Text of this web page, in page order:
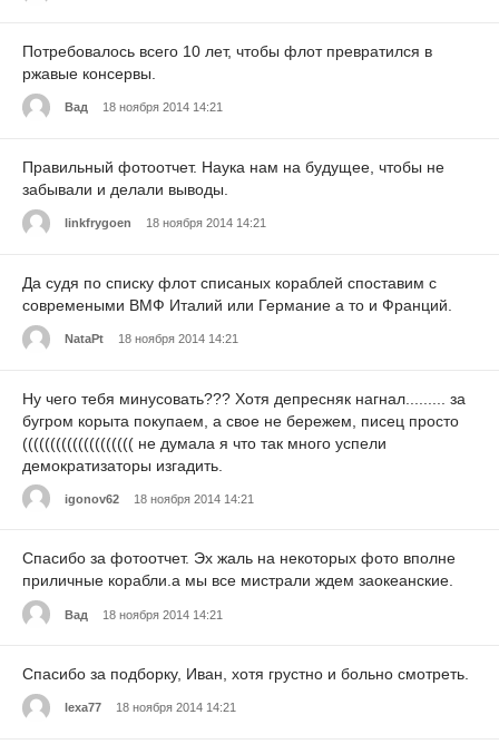
Потребовалось всего 10 лет, чтобы флот превратился в
ржавые консервы.
Вад 18 ноября 2014 14:21
Правильный фотоотчет. Наука нам на будущее, чтобы не
забывали и делали выводы.
linkfrygoen 18 ноября 2014 14:21
Да судя по списку флот списаных кораблей споставим с
современыми ВМФ Италий или Германие а то и Франций.
NataPt 18 ноября 2014 14:21
Ну чего тебя минусовать??? Хотя депресняк нагнал......... за
бугром корыта покупаем, а свое не бережем, писец просто
(((((((((((((((((((( не думала я что так много успели
демократизаторы изгадить.
igonov62 18 ноября 2014 14:21
Спасибо за фотоотчет. Эх жаль на некоторых фото вполне
приличные корабли.а мы все мистрали ждем заокеанские.
Вад 18 ноября 2014 14:21
Спасибо за подборку, Иван, хотя грустно и больно смотреть.
lexa77 18 ноября 2014 14:21